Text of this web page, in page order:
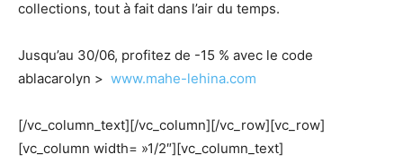
collections, tout à fait dans l’air du temps.
Jusqu’au 30/06, profitez de -15 % avec le code
ablacarolyn > www.mahe-lehina.com
[/vc_column_text][/vc_column][/vc_row][vc_row]
[vc_column width= »1/2″][vc_column_text]